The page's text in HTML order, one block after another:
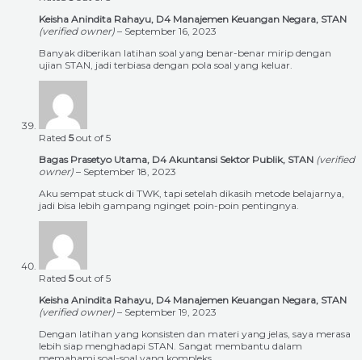
Keisha Anindita Rahayu, D4 Manajemen Keuangan Negara, STAN
(verified owner) – September 16, 2023
Banyak diberikan latihan soal yang benar-benar mirip dengan
ujian STAN, jadi terbiasa dengan pola soal yang keluar.
Rated 5out of 5
Bagas Prasetyo Utama, D4 Akuntansi Sektor Publik, STAN (verified
owner) – September 18, 2023
Aku sempat stuck di TWK, tapi setelah dikasih metode belajarnya,
jadi bisa lebih gampang nginget poin-poin pentingnya.
Rated 5out of 5
Keisha Anindita Rahayu, D4 Manajemen Keuangan Negara, STAN
(verified owner) – September 19, 2023
Dengan latihan yang konsisten dan materi yang jelas, saya merasa
lebih siap menghadapi STAN. Sangat membantu dalam